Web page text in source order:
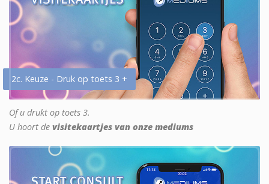
2c. Keuze - Druk op toets 3 +
Of u drukt op toets 3.
U hoort de visitekaartjes van onze mediums